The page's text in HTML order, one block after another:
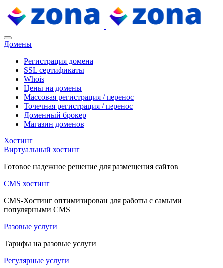
Домены
Регистрация домена
SSL сертификаты
Whois
Цены на домены
Массовая регистрация / перенос
Точечная регистрация / перенос
Доменный брокер
Магазин доменов
Хостинг
Виртуальный хостинг
Готовое надежное решение для размещения сайтов
CMS хостинг
CMS-Хостинг оптимизирован для работы с самыми
популярными CMS
Разовые услуги
Тарифы на разовые услуги
Регулярные услуги